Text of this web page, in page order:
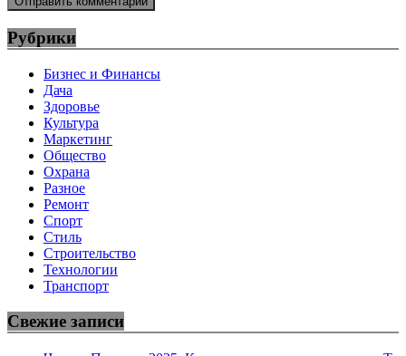
Рубрики
Бизнес и Финансы
Дача
Здоровье
Культура
Маркетинг
Общество
Охрана
Разное
Ремонт
Спорт
Стиль
Строительство
Технологии
Транспорт
Свежие записи